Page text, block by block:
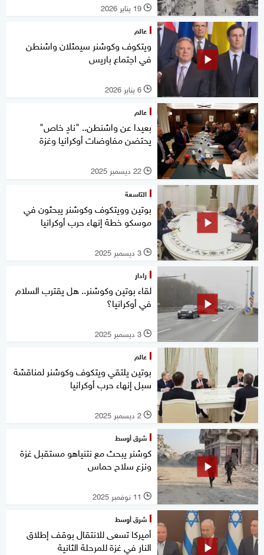
l 19 يناير 2026
عالم
ويتكوف وكوشنر سيمثلان واشنطن
في اجتماع باريس
l 6 يناير 2026
عالم
بعيدا عن واشنطن.. "نادٍ خاص"
يحتضن مفاوضات أوكرانيا وغزة
l 22 ديسمبر 2025
التاسعة
بوتين وويتكوف وكوشنر يبحثون في
موسكو خطة إنهاء حرب أوكرانيا
l 3 ديسمبر 2025
رادار
لقاء بوتين وكوشنر.. هل يقترب السلام
في أوكرانيا؟
l 3 ديسمبر 2025
عالم
بوتين يلتقي ويتكوف وكوشنر لمناقشة
سبل إنهاء حرب أوكرانيا
l 2 ديسمبر 2025
شرق أوسط
كوشنر يبحث مع نتنياهو مستقبل غزة
ونزع سلاح حماس
l 11 نوفمبر 2025
شرق أوسط
أميركا تسعى للانتقال بوقف إطلاق
النار في غزة للمرحلة الثانية